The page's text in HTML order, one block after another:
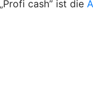
cash” ist die